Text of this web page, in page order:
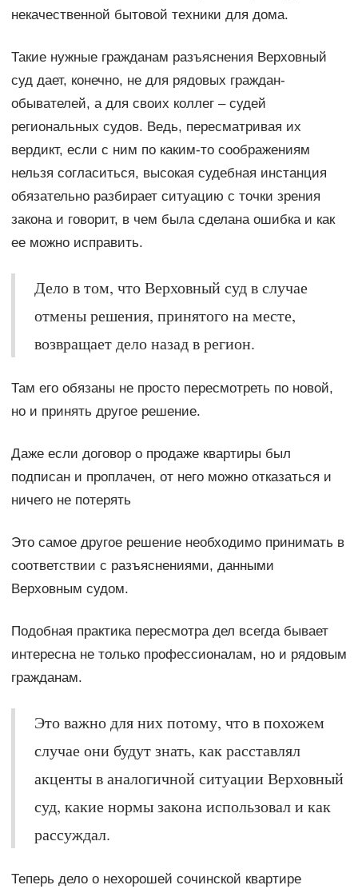
некачественной бытовой техники для дома.
Такие нужные гражданам разъяснения Верховный
суд дает, конечно, не для рядовых граждан-
обывателей, а для своих коллег – судей
региональных судов. Ведь, пересматривая их
вердикт, если с ним по каким-то соображениям
нельзя согласиться, высокая судебная инстанция
обязательно разбирает ситуацию с точки зрения
закона и говорит, в чем была сделана ошибка и как
ее можно исправить.
Дело в том, что Верховный суд в случае
отмены решения, принятого на месте,
возвращает дело назад в регион.
Там его обязаны не просто пересмотреть по новой,
но и принять другое решение.
Даже если договор о продаже квартиры был
подписан и проплачен, от него можно отказаться и
ничего не потерять
Это самое другое решение необходимо принимать в
соответствии с разъяснениями, данными
Верховным судом.
Подобная практика пересмотра дел всегда бывает
интересна не только профессионалам, но и рядовым
гражданам.
Это важно для них потому, что в похожем
случае они будут знать, как расставлял
акценты в аналогичной ситуации Верховный
суд, какие нормы закона использовал и как
рассуждал.
Теперь дело о нехорошей сочинской квартире